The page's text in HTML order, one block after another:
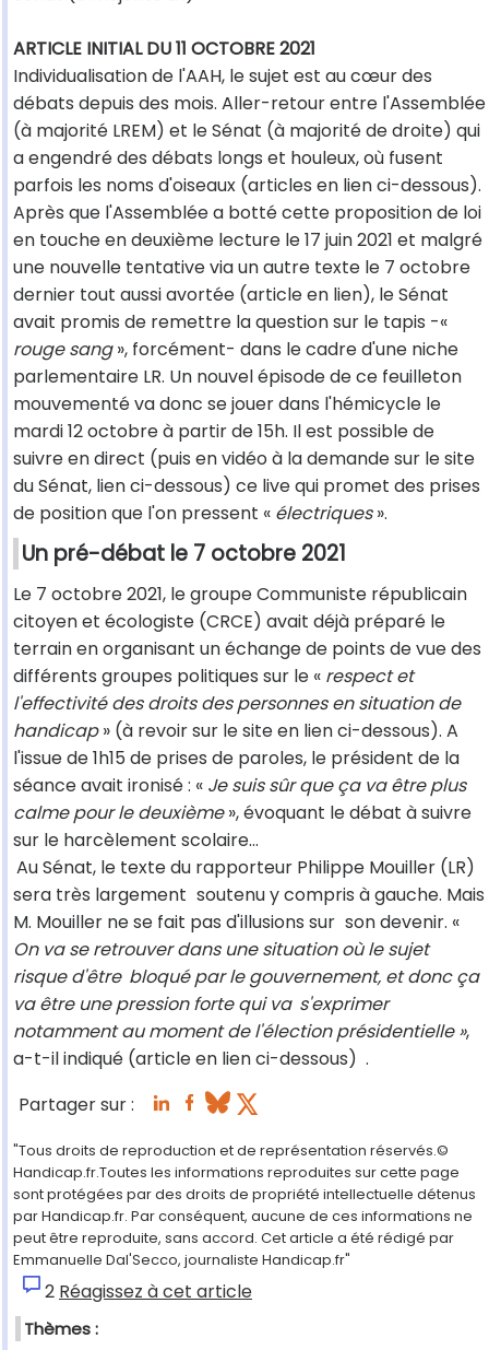
ARTICLE INITIAL DU 11 OCTOBRE 2021
Individualisation de l'AAH, le sujet est au cœur des
débats depuis des mois. Aller-retour entre l'Assemblée
(à majorité LREM) et le Sénat (à majorité de droite) qui
a engendré des débats longs et houleux, où fusent
parfois les noms d'oiseaux (articles en lien ci-dessous).
Après que l'Assemblée a botté cette proposition de loi
en touche en deuxième lecture le 17 juin 2021 et malgré
une nouvelle tentative via un autre texte le 7 octobre
dernier tout aussi avortée (article en lien), le Sénat
avait promis de remettre la question sur le tapis -«
rouge sang», forcément- dans le cadre d'une niche
parlementaire LR. Un nouvel épisode de ce feuilleton
mouvementé va donc se jouer dans l'hémicycle le
mardi 12 octobre à partir de 15h. Il est possible de
suivre en direct (puis en vidéo à la demande sur le site
du Sénat, lien ci-dessous) ce live qui promet des prises
de position que l'on pressent « électriques».
Un pré-débat le 7 octobre 2021
Le 7 octobre 2021, le groupe Communiste républicain
citoyen et écologiste (CRCE) avait déjà préparé le
terrain en organisant un échange de points de vue des
différents groupes politiques sur le « respect et
l'effectivité des droits des personnes en situation de
handicap» (à revoir sur le site en lien ci-dessous). A
l'issue de 1h15 de prises de paroles, le président de la
séance avait ironisé : « Je suis sûr que ça va être plus
calme pour le deuxième», évoquant le débat à suivre
sur le harcèlement scolaire...
Au Sénat, le texte du rapporteur Philippe Mouiller (LR)
sera très largement soutenu y compris à gauche. Mais
M. Mouiller ne se fait pas d'illusions sur son devenir. «
On va se retrouver dans une situation où le sujet
risque d'être bloqué par le gouvernement, et donc ça
va être une pression forte qui va s'exprimer
notamment au moment de l'élection présidentielle »,
a-t-il indiqué (article en lien ci-dessous) .
Partager sur :
"Tous droits de reproduction et de représentation réservés.©
Handicap.fr.Toutes les informations reproduites sur cette page
sont protégées par des droits de propriété intellectuelle détenus
par Handicap.fr. Par conséquent, aucune de ces informations ne
peut être reproduite, sans accord. Cet article a été rédigé par
Emmanuelle Dal'Secco, journaliste Handicap.fr"
2 Réagissez à cet article
Thèmes :